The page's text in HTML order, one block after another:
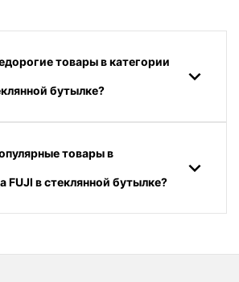
товары в категории
бутылке?
товары в
FUJI в стеклянной бутылке?